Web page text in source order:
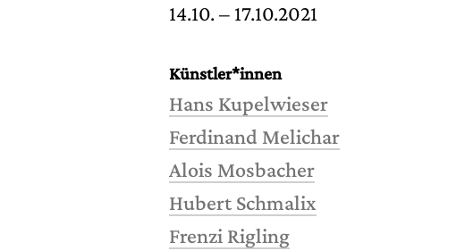
14.10. – 17.10.2021
Künstler*innen
Hans Kupelwieser
Ferdinand Melichar
Alois Mosbacher
Hubert Schmalix
Frenzi Rigling